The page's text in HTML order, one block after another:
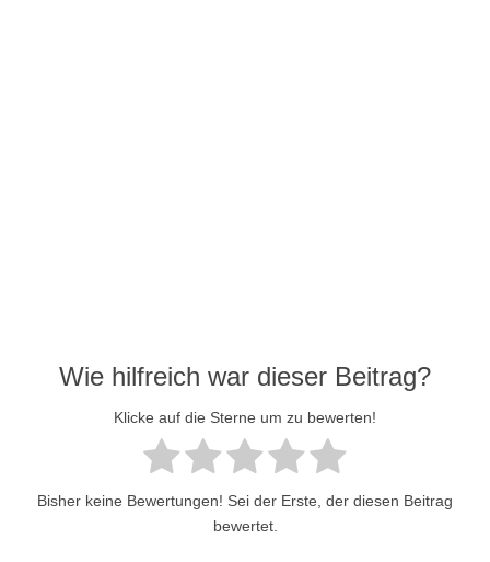
Wie hilfreich war dieser Beitrag?
Klicke auf die Sterne um zu bewerten!
Bisher keine Bewertungen! Sei der Erste, der diesen Beitrag
bewertet.